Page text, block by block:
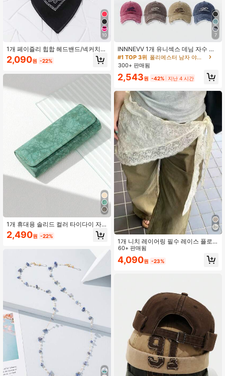
10
1개 페이즐리 힙합 헤드밴드/넥커치
프, 일상복, 스카프, 해변, 휴일, 액세서
리, 여행 필수품에 적합
2,090원 -22%
1개 휴대용 솔리드 컬러 타이다이 자
석 안경 케이스
2,490원 -22%
7
INNNEVV 1개 유니섹스 데님 자수 레
터 패션 디스트레스드 스트릿웨어 야
구 모자
#1 TOP 3위
폴리에스터 남자 야구 모자
300+ 판매됨
2,543원 -42% 지난 4 시간
1개 니치 레이어링 필수 레이스 플로
럴 삼각형 스카프 힙 커버 타이업 스커
트 커튼 실크 스카프 허리밴드 허리 벨
트 플로럴 프린트 폴리에스터 (폴리에
60+ 판매됨
4,090원 -23%